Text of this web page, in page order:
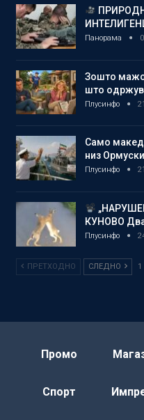
Панорама
Зошто
што
Плусинфо
Само
низ
Плусинфо
КУНОВО
Плусинфо
ПРЕТХОДНО СЛЕДНО 1
Промо
Спорт